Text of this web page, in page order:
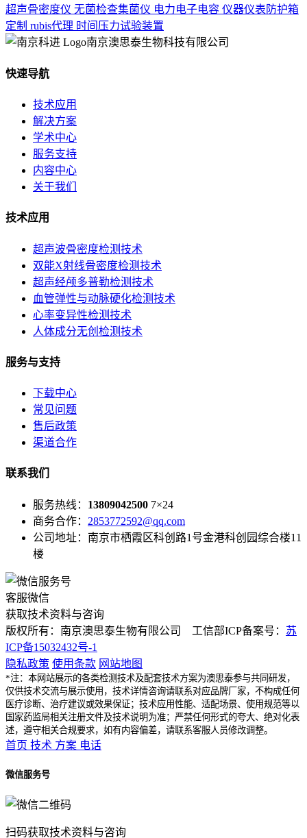
超声骨密度仪 无菌检查集菌仪 电力电子电容 仪器仪表防护箱
定制 rubis代理 时间压力试验装置
南京澳思泰生物科技有限公司
快速导航
技术应用
解决方案
学术中心
服务支持
内容中心
关于我们
技术应用
超声波骨密度检测技术
双能X射线骨密度检测技术
超声经颅多普勒检测技术
血管弹性与动脉硬化检测技术
心率变异性检测技术
人体成分无创检测技术
服务与支持
下载中心
常见问题
售后政策
渠道合作
联系我们
服务热线： 13809042500 7×24
商务合作： 2853772592@qq.com
公司地址：南京市栖霞区科创路1号金港科创园综合楼11
楼
客服微信
获取技术资料与咨询
版权所有：南京澳思泰生物有限公司 工信部ICP备案号： 苏
ICP备15032432号-1
隐私政策 使用条款 网站地图
*注：本网站展示的各类检测技术及配套技术方案为澳思泰参与共同研发，
仅供技术交流与展示使用，技术详情咨询请联系对应品牌厂家，不构成任何
医疗诊断、治疗建议或效果保证；技术应用性能、适配场景、使用规范等以
国家药监局相关注册文件及技术说明为准；严禁任何形式的夸大、绝对化表
述，遵守相关合规要求，如有内容偏差，请联系客服人员修改调整。
首页 技术 方案 电话
微信服务号
扫码获取技术资料与咨询